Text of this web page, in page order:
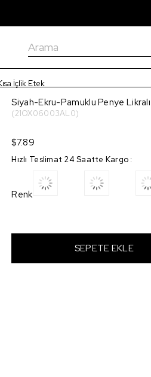
İçlik Etek
Siyah-Ekru-Pamuklu Penye Likralı
(21OX06003AL0)
$7.89
Hızlı Teslimat 24 Saatte Kargo :
Renk